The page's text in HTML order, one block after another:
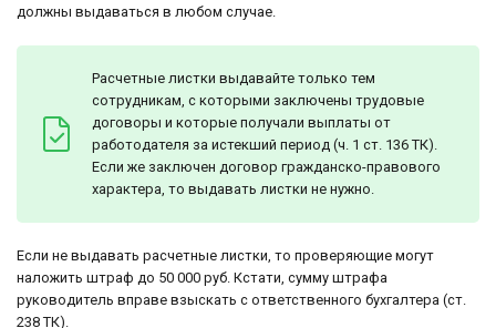
должны выдаваться в любом случае.
Расчетные листки выдавайте только тем
сотрудникам, с которыми заключены трудовые
договоры и которые получали выплаты от
работодателя за истекший период (ч. 1 ст. 136 ТК).
Если же заключен договор гражданско-правового
характера, то выдавать листки не нужно.
Если не выдавать расчетные листки, то проверяющие могут
наложить штраф до 50 000 руб. Кстати, сумму штрафа
руководитель вправе взыскать с ответственного бухгалтера (ст.
238 ТК).